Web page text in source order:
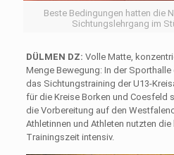
Beste Bedingungen hatten die
Sichtungslehrgang im
DÜLMEN DZ: Volle Matte,
Menge Bewegung: In der
das Sichtungstraining der U13-
für die Kreise Borken und Coesfeld
die Vorbereitung auf den
Athletinnen und Athleten nutzten
Trainingszeit intensiv.